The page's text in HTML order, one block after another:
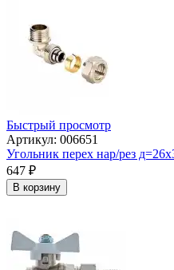
Быстрый просмотр
Артикул: 006651
Угольник перех нар/рез
647 ₽
В корзину